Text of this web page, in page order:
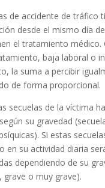
de accidente de tráfico
desde el mismo día
el tratamiento médico.
baja laboral o
la suma a percibir
de forma proporcional.
secuelas de la víctima
su gravedad
Si estas
en su actividad diaria
dependiendo de su
grave o muy grave).